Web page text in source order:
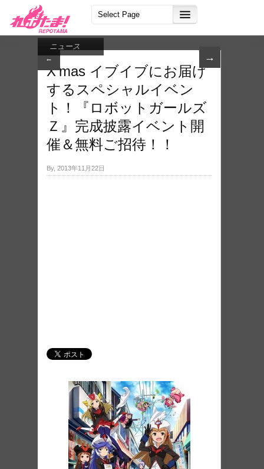
← →
ニュース
X’mas イブイブにお届け
するスペシャルイベン
ト！『ロボットガールズ
Ｚ』完成披露イベント開
催＆無料ご招待！！
By, 2013年11月22日